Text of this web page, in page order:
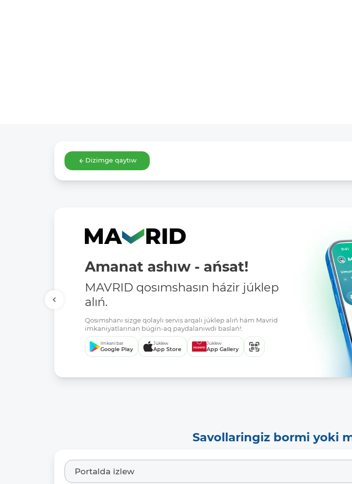
Dizimge qaytıw
Amanat ashıw - ańsat!
MAVRID qosımshasın házir júklep
alıń.
Qosımshanı sizge qolaylı servis arqalı júklep alıń hám Mavrid
imkaniyatlarınan búgin-aq paydalanıwdı baslań!:
Imkani bar
Google Play
Júklew
App Store
Júklew
App Gallery
Savollaringiz bormi yoki